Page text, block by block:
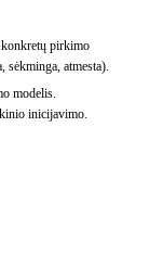
pirkimo
atmesta).
modelis.
inicijavimo.